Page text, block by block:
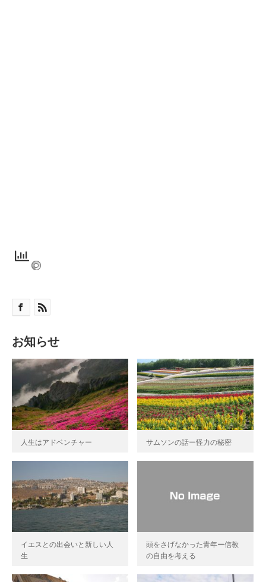
お知らせ
人生はアドベンチャー サムソンの話ー怪力の秘密
イエスとの出会いと新しい人
生
頭をさげなかった青年ー信教
の自由を考える